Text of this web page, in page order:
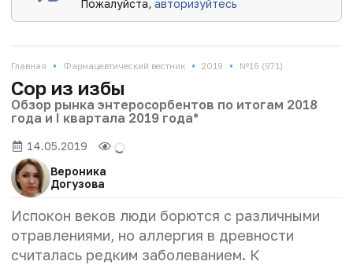
Пожалуйста,авторизуйтесь
Главная • Фармацевтический вестник • 2019 • №16 (971)
Cор из избы
Обзор рынка энтеросорбентов по итогам 2018
года и I квартала 2019 года*
14.05.2019
Вероника
Догузова
Испокон веков люди борются с различными
отравлениями, но аллергия в древности
считалась редким заболеванием. К